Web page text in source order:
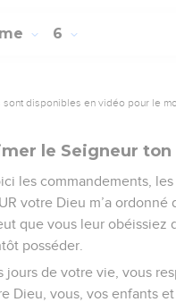
6
disponibles en vidéo pour le
le Seigneur ton
les commandements,
votre Dieu m’a ordonné
que vous leur obéissiez
posséder.
jours de votre vie, vous
Dieu, vous, vos enfants